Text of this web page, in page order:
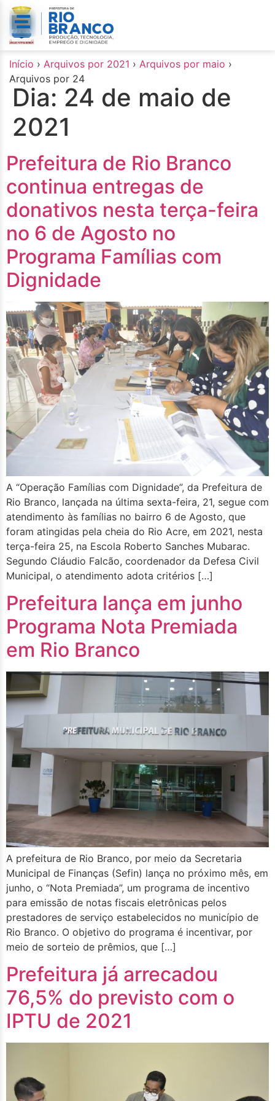
conteúdo
Início › Arquivos por 2021 › Arquivos por maio ›
Arquivos por 24
Dia: 24 de maio de
2021
Prefeitura de Rio Branco
continua entregas de
donativos nesta terça-feira
no 6 de Agosto no
Programa Famílias com
Dignidade
A “Operação Famílias com Dignidade”, da Prefeitura de
Rio Branco, lançada na última sexta-feira, 21, segue com
atendimento às famílias no bairro 6 de Agosto, que
foram atingidas pela cheia do Rio Acre, em 2021, nesta
terça-feira 25, na Escola Roberto Sanches Mubarac.
Segundo Cláudio Falcão, coordenador da Defesa Civil
Municipal, o atendimento adota critérios […]
Prefeitura lança em junho
Programa Nota Premiada
em Rio Branco
A prefeitura de Rio Branco, por meio da Secretaria
Municipal de Finanças (Sefin) lança no próximo mês, em
junho, o “Nota Premiada”, um programa de incentivo
para emissão de notas fiscais eletrônicas pelos
prestadores de serviço estabelecidos no município de
Rio Branco. O objetivo do programa é incentivar, por
meio de sorteio de prêmios, que […]
Prefeitura já arrecadou
76,5% do previsto com o
IPTU de 2021